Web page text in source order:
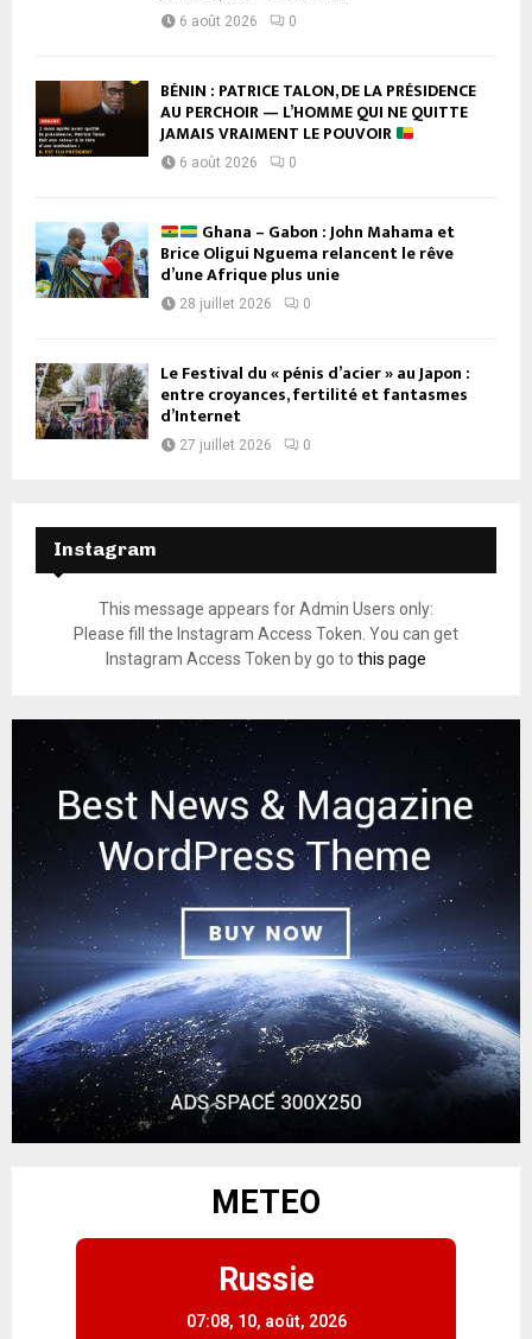
6 août 2026 0
BÉNIN : PATRICE TALON, DE LA PRÉSIDENCE
AU PERCHOIR — L’HOMME QUI NE QUITTE
JAMAIS VRAIMENT LE POUVOIR
6 août 2026 0
Ghana – Gabon : John Mahama et
Brice Oligui Nguema relancent le rêve
d’une Afrique plus unie
28 juillet 2026 0
Le Festival du « pénis d’acier » au Japon :
entre croyances, fertilité et fantasmes
d’Internet
27 juillet 2026 0
Instagram
This message appears for Admin Users only:
Please fill the Instagram Access Token. You can get
Instagram Access Token by go to this page
METEO
Russie
07:08, 10, août, 2026